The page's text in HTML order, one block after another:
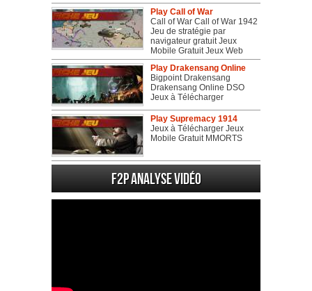
Play Call of War
Call of War Call of War 1942
Jeu de stratégie par
navigateur gratuit Jeux
Mobile Gratuit Jeux Web
Play Drakensang Online
Bigpoint Drakensang
Drakensang Online DSO
Jeux à Télécharger
Play Supremacy 1914
Jeux à Télécharger Jeux
Mobile Gratuit MMORTS
F2P Analyse vidéo